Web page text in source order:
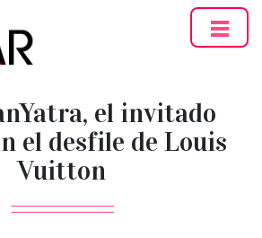
el invitado
el desfile de Louis
Vuitton